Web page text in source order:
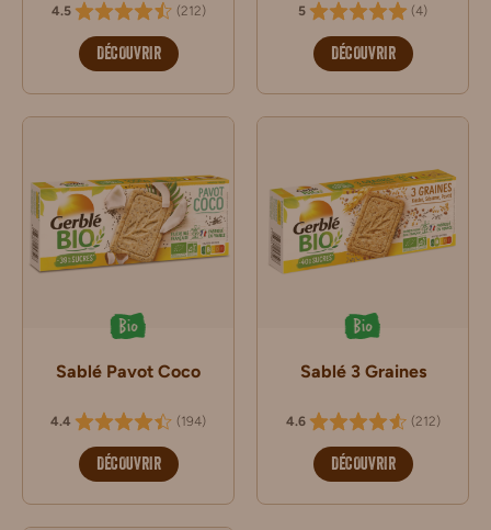
4.5 (212)
DÉCOUVRIR
5 (4)
DÉCOUVRIR
Bio
Sablé Pavot Coco
4.4 (194)
DÉCOUVRIR
Bio
Sablé 3 Graines
4.6 (212)
DÉCOUVRIR